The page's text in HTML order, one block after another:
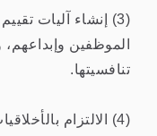
(3) إنشاء آليات
الموظفين
تنافسيتها.
(4) الالتزام